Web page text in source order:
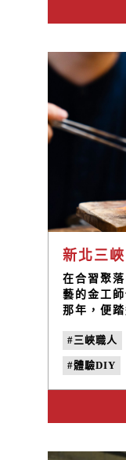
釀梅體驗
一起出發
在合習聚
藝的金工
那年，便
決定在三
設計，將
淬煉出「
#三峽職人
#體驗DIY